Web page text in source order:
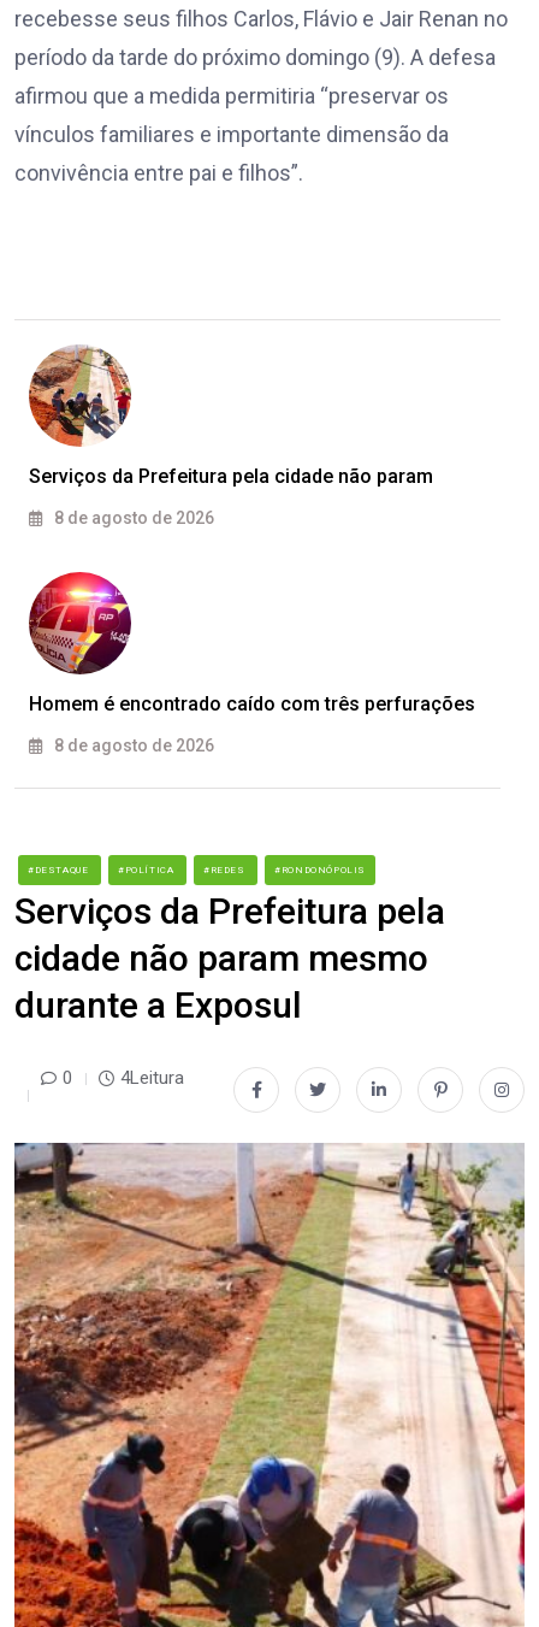
recebesse seus filhos Carlos, Flávio e Jair Renan no
período da tarde do próximo domingo (9). A defesa
afirmou que a medida permitiria “preservar os
vínculos familiares e importante dimensão da
convivência entre pai e filhos”.
Serviços da Prefeitura pela cidade não param
8 de agosto de 2026
Homem é encontrado caído com três perfurações
8 de agosto de 2026
#DESTAQUE #POLÍTICA #REDES #RONDONÓPOLIS
Serviços da Prefeitura pela
cidade não param mesmo
durante a Exposul
0 4Leitura